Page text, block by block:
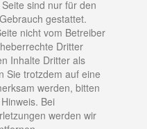
sind nur für den
gestattet.
nicht vom Betreiber
Dritter
Inhalte Dritter als
Sie trotzdem auf eine
werden, bitten
Bei
werden wir